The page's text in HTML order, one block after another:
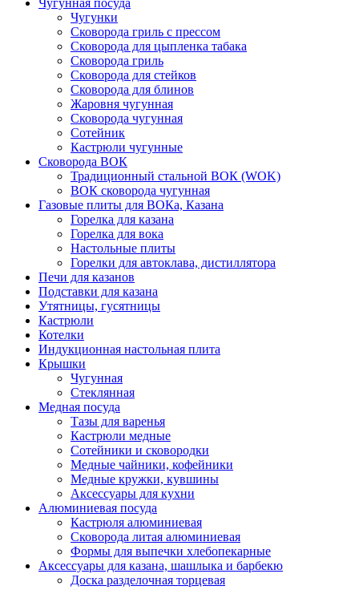
Чугунная посуда
Чугунки
Сковорода гриль с прессом
Сковорода для цыпленка табака
Сковорода гриль
Сковорода для стейков
Сковорода для блинов
Жаровня чугунная
Сковорода чугунная
Сотейник
Кастрюли чугунные
Сковорода ВОК
Традиционный стальной ВОК (WOK)
ВОК сковорода чугунная
Газовые плиты для ВОКа, Казана
Горелка для казана
Горелка для вока
Настольные плиты
Горелки для автоклава, дистиллятора
Печи для казанов
Подставки для казана
Утятницы, гусятницы
Кастрюли
Котелки
Индукционная настольная плита
Крышки
Чугунная
Стеклянная
Медная посуда
Тазы для варенья
Кастрюли медные
Сотейники и сковородки
Медные чайники, кофейники
Медные кружки, кувшины
Аксессуары для кухни
Алюминиевая посуда
Кастрюля алюминиевая
Сковорода литая алюминиевая
Формы для выпечки хлебопекарные
Аксессуары для казана, шашлыка и барбекю
Доска разделочная торцевая